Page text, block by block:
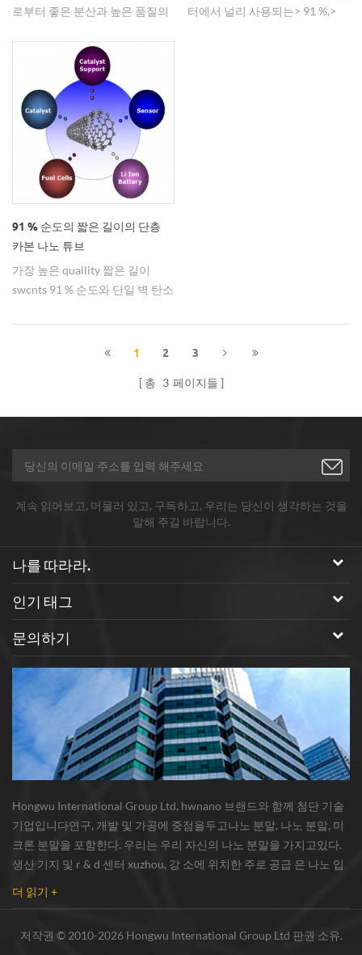
로부터 좋은 분산과 높은 품질의
선 용 & nbsp; 판매용 탄소 나노
터에서 널리 사용되는> 91 %,>
91 % 순도의 짧은 길이의 단층
카본 나노 튜브
가장 높은 quaility 짧은 길이
swcnts 91 % 순도와 단일 벽 탄소
1 2 3
총 3 페이지들
계속 읽어보고, 머물러 있고, 구독하고, 우리는 당신이 생각하는 것을
말해 주길 바랍니다.
나를 따라라.
인기 태그
문의하기
Hongwu International Group Ltd, hwnano 브랜드와 함께 첨단 기술
기업입니다연구, 개발 및 가공에 중점을두고나노 분말, 나노 분말, 미
크론 분말을 포함한다. 우리는 우리 자신의 나노 분말을 가지고있다.
생산 기지 및 r & d 센터 xuzhou, 강 소에 위치한 주로 공급 은 나노 입
하게 유명한 연구와 협력했다.대학, 국내 선도 기술 공장 및 국립 연구
더 읽기 +
저작권 © 2010-2026 Hongwu International Group Ltd 판권 소유.